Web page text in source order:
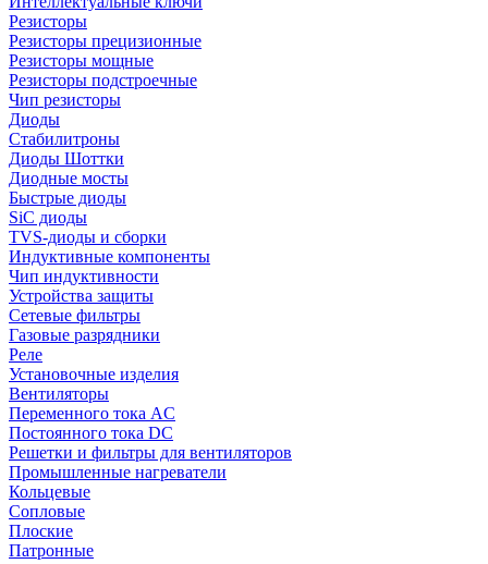
Резисторы
Резисторы прецизионные
Резисторы мощные
Резисторы подстроечные
Чип резисторы
Диоды
Стабилитроны
Диоды Шоттки
Диодные мосты
Быстрые диоды
SiC диоды
TVS-диоды и сборки
Индуктивные компоненты
Чип индуктивности
Устройства защиты
Сетевые фильтры
Газовые разрядники
Реле
Установочные изделия
Вентиляторы
Переменного тока AC
Постоянного тока DC
Решетки и фильтры для вентиляторов
Промышленные нагреватели
Кольцевые
Сопловые
Плоские
Патронные